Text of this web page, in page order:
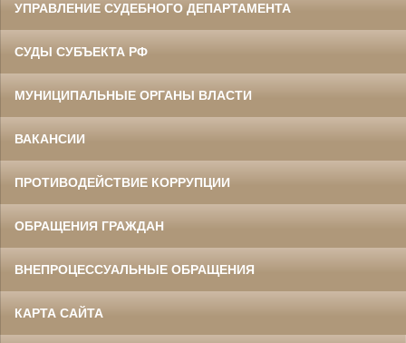
УПРАВЛЕНИЕ СУДЕБНОГО ДЕПАРТАМЕНТА
СУДЫ СУБЪЕКТА РФ
МУНИЦИПАЛЬНЫЕ ОРГАНЫ ВЛАСТИ
ВАКАНСИИ
ПРОТИВОДЕЙСТВИЕ КОРРУПЦИИ
ОБРАЩЕНИЯ ГРАЖДАН
ВНЕПРОЦЕССУАЛЬНЫЕ ОБРАЩЕНИЯ
КАРТА САЙТА